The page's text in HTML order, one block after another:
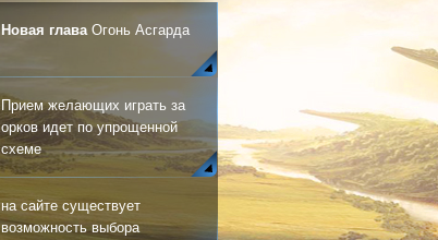
Новая главаОгонь Асгарда
Прием желающих играть за
орков идет по упрощенной
схеме
на сайте существует
возможность выбора